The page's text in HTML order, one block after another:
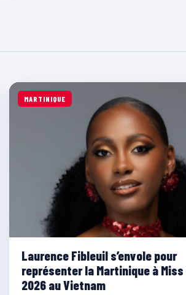
MARTINIQUE
Laurence Fibleuil s’envole pour
représenter la Martinique à Miss
2026 au Vietnam